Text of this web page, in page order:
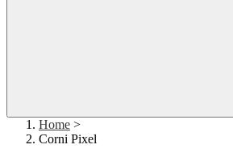
Home >
Corni Pixel